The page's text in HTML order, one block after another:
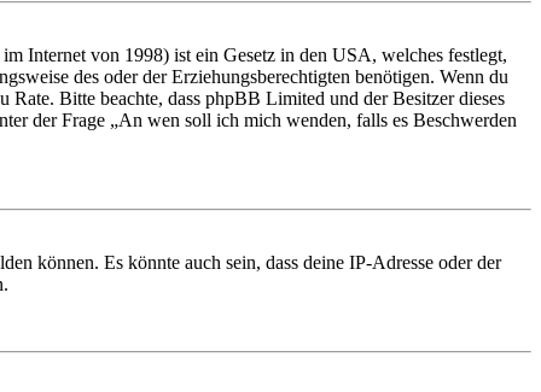
Internet von 1998) ist ein Gesetz in den USA, welches festlegt,
des oder der Erziehungsberechtigten benötigen. Wenn du
Bitte beachte, dass phpBB Limited und der Besitzer dieses
der Frage „An wen soll ich mich wenden, falls es Beschwerden
können. Es könnte auch sein, dass deine IP-Adresse oder der